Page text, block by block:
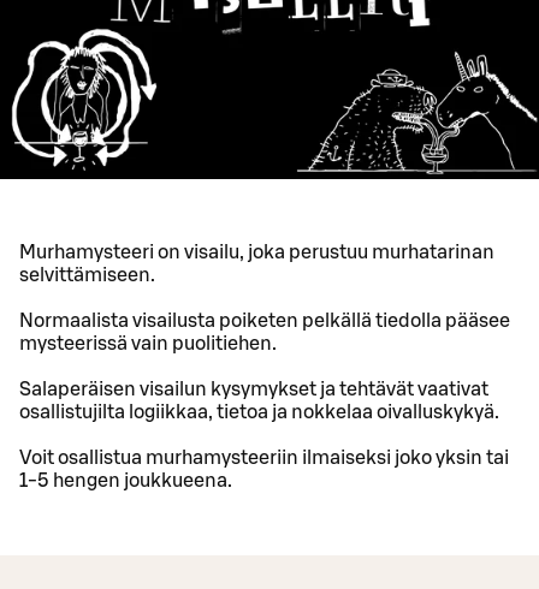
Murhamysteeri on visailu, joka perustuu murhatarinan
selvittämiseen.
Normaalista visailusta poiketen pelkällä tiedolla pääsee
mysteerissä vain puolitiehen.
Salaperäisen visailun kysymykset ja tehtävät vaativat
osallistujilta logiikkaa, tietoa ja nokkelaa oivalluskykyä.
Voit osallistua murhamysteeriin ilmaiseksi joko yksin tai
1-5 hengen joukkueena.